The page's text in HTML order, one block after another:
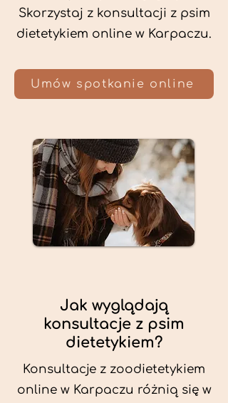
Skorzystaj z konsultacji z psim
dietetykiem online w Karpaczu.
Umów spotkanie online
Jak wyglądają
konsultacje z psim
dietetykiem?
Konsultacje z zoodietetykiem
online w Karpaczu różnią się w